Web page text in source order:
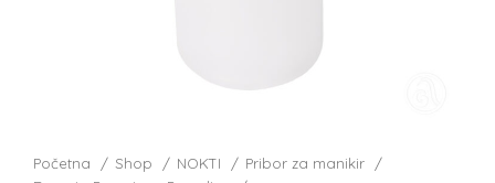
Početna Shop NOKTI
Pribor za manikir